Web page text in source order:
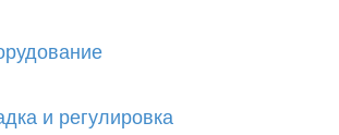
и регулировка